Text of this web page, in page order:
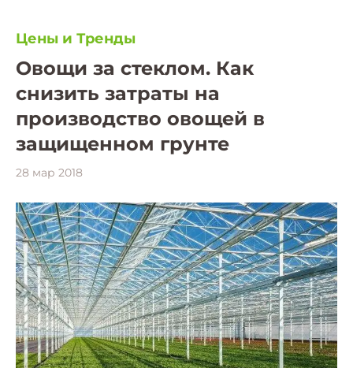
Цены и Тренды
Овощи за стеклом. Как
снизить затраты на
производство овощей в
защищенном грунте
28 мар 2018